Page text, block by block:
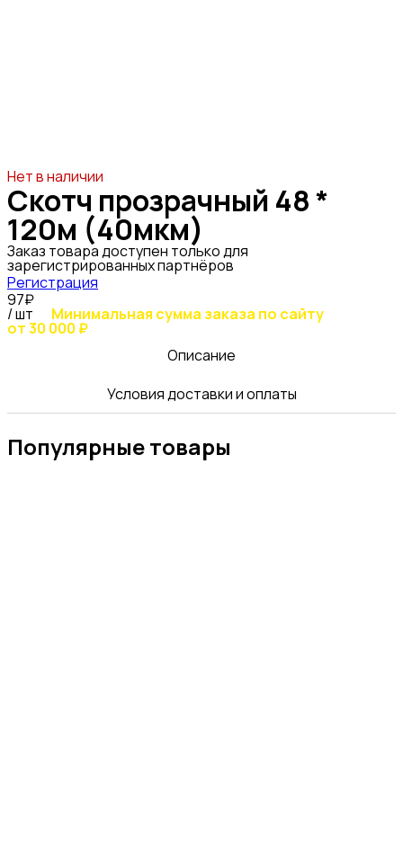
Нет в наличии
Скотч прозрачный 48 *
120м (40мкм)
Заказ товара доступен только для
зарегистрированных партнёров
Регистрация
97₽
/ шт Минимальная сумма заказа по сайту
от 30 000 ₽
Описание
Условия доставки и оплаты
Популярные товары